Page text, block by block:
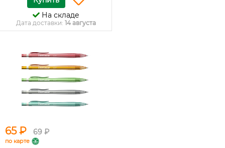
На складе
Дата доставки: 14 августа
65 ₽ 69 ₽
по карте